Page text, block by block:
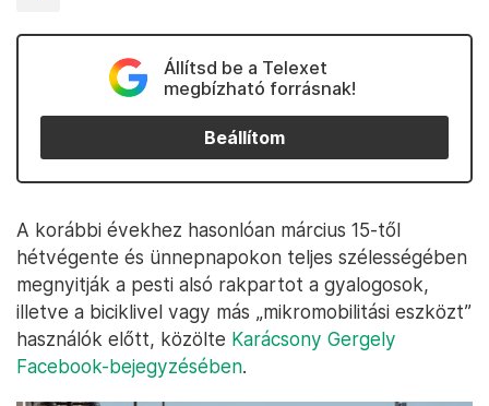
Állítsd be a Telexet
megbízható forrásnak!
Beállítom
A korábbi évekhez hasonlóan március 15-től
hétvégente és ünnepnapokon teljes szélességében
megnyitják a pesti alsó rakpartot a gyalogosok,
illetve a biciklivel vagy más „mikromobilitási eszközt”
használók előtt, közölte Karácsony Gergely
Facebook-bejegyzésében.